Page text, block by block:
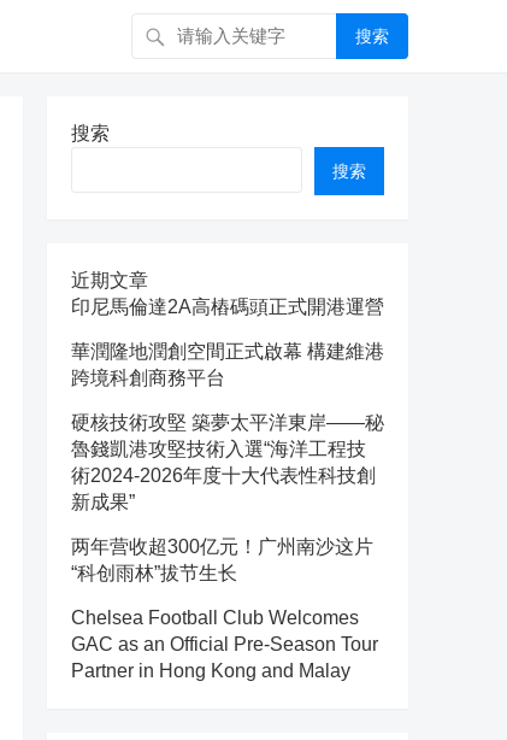
搜索
搜索
搜索
近期文章
印尼馬倫達2A高樁碼頭正式開港運營
華潤隆地潤創空間正式啟幕 構建維港
跨境科創商務平台
硬核技術攻堅 築夢太平洋東岸——秘
魯錢凱港攻堅技術入選“海洋工程技
術2024-2026年度十大代表性科技創
新成果”
两年营收超300亿元！广州南沙这片
“科创雨林”拔节生长
Chelsea Football Club Welcomes
GAC as an Official Pre-Season Tour
Partner in Hong Kong and Malay